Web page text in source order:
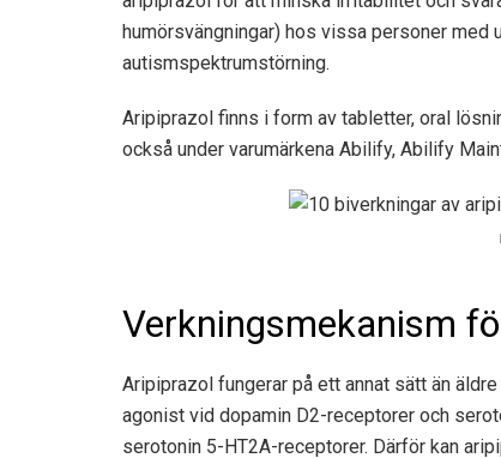
humörsvängningar) hos vissa personer med
autismspektrumstörning.
Aripiprazol finns i form av tabletter, oral
också under varumärkena Abilify, Abilify
Verkningsmekanism
Aripiprazol fungerar på ett annat sätt än
agonist vid dopamin D2-receptorer och
serotonin 5-HT2A-receptorer. Därför kan